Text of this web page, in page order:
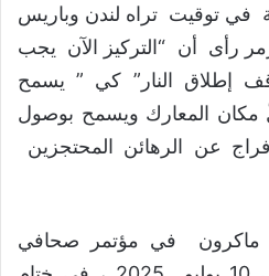
في توقيت تراه لندن وباريس
رأى أن “التركيز الآن يجب
إطلاق النار” كي ” يسمح
مكان المعارك ويسمح بوصول
عن الرهائن المحتجزين
ماكرون في مؤتمر صحافي